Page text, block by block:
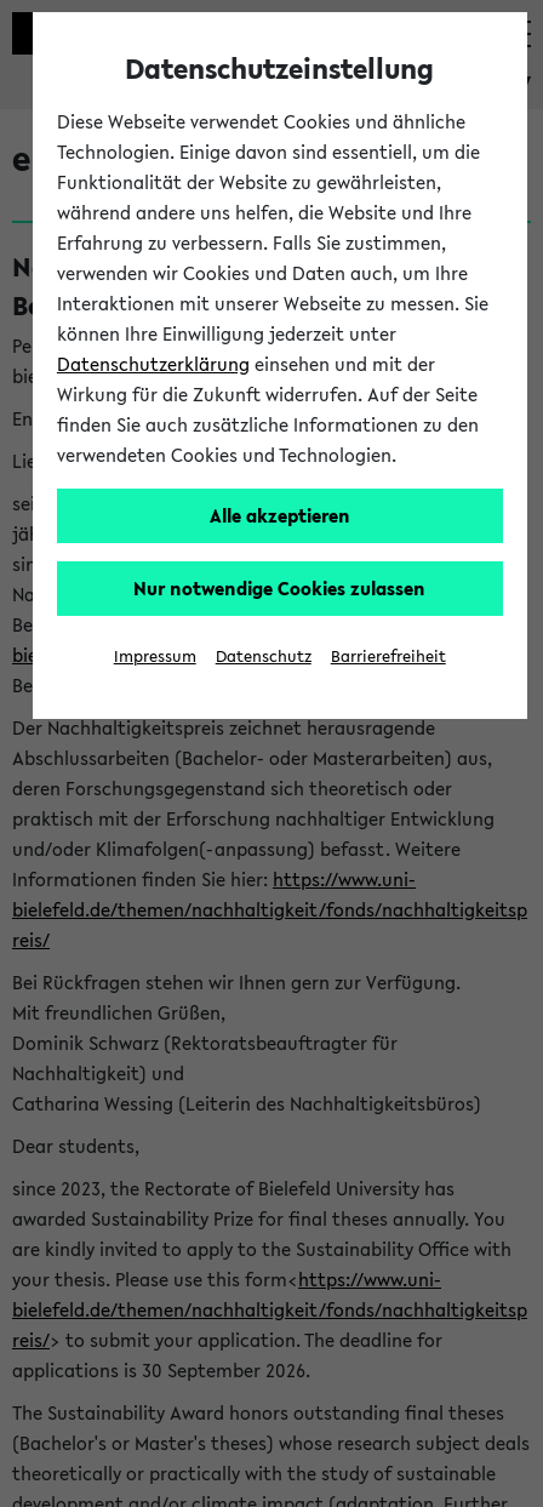
eKVV
eKVV News
Nachhaltigkeitspreis 2026:
Bewerbungsphase gestartet (06.08.26)
Per E-Mail eingestellt von nachhaltigkeitsbuero@uni-
bielefeld.de an den Verteiler 'Alle Studierenden':
English version below
Liebe Studierende,
seit 2023 verleiht das Rektorat der Universität Bielefeld
jährlich den Nachhaltigkeitspreis für Abschlussarbeiten. Sie
sind herzlich eingeladen sich mit Ihrer Abschlussarbeit beim
Nachhaltigkeitsbüro zu bewerben. Bitte nutzen Sie für Ihre
Bewerbung dieses Formular<https://formulare.uni-
bielefeld.de/frontend-server/form/provide/913/>. Die
Bewerbungsfrist endet am 30.09.2026.
Der Nachhaltigkeitspreis zeichnet herausragende
Abschlussarbeiten (Bachelor- oder Masterarbeiten) aus,
deren Forschungsgegenstand sich theoretisch oder
praktisch mit der Erforschung nachhaltiger Entwicklung
und/oder Klimafolgen(-anpassung) befasst. Weitere
Informationen finden Sie hier: https://www.uni-
bielefeld.de/themen/nachhaltigkeit/fonds/nachhaltigkeitsp
reis/
Bei Rückfragen stehen wir Ihnen gern zur Verfügung.
Mit freundlichen Grüßen,
Dominik Schwarz (Rektoratsbeauftragter für
Nachhaltigkeit) und
Catharina Wessing (Leiterin des Nachhaltigkeitsbüros)
Dear students,
since 2023, the Rectorate of Bielefeld University has
awarded Sustainability Prize for final theses annually. You
are kindly invited to apply to the Sustainability Office with
your thesis. Please use this form<https://www.uni-
bielefeld.de/themen/nachhaltigkeit/fonds/nachhaltigkeitsp
reis/> to submit your application. The deadline for
applications is 30 September 2026.
The Sustainability Award honors outstanding final theses
(Bachelor's or Master's theses) whose research subject deals
theoretically or practically with the study of sustainable
Datenschutzeinstellung
Diese Webseite verwendet Cookies und ähnliche
Technologien. Einige davon sind essentiell, um die
Funktionalität der Website zu gewährleisten,
während andere uns helfen, die Website und Ihre
Erfahrung zu verbessern. Falls Sie zustimmen,
verwenden wir Cookies und Daten auch, um Ihre
Interaktionen mit unserer Webseite zu messen. Sie
können Ihre Einwilligung jederzeit unter
Datenschutzerklärung einsehen und mit der
Wirkung für die Zukunft widerrufen. Auf der Seite
finden Sie auch zusätzliche Informationen zu den
verwendeten Cookies und Technologien.
Alle akzeptieren
Nur notwendige Cookies zulassen
Impressum Datenschutz Barrierefreiheit